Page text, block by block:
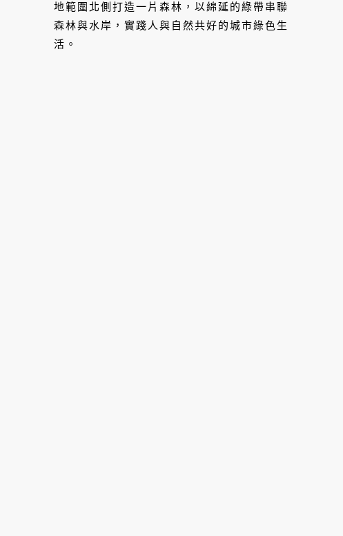
地範圍北側打造一片森林，以綿延的綠帶串聯
森林與水岸，實踐人與自然共好的城市綠色生
活。